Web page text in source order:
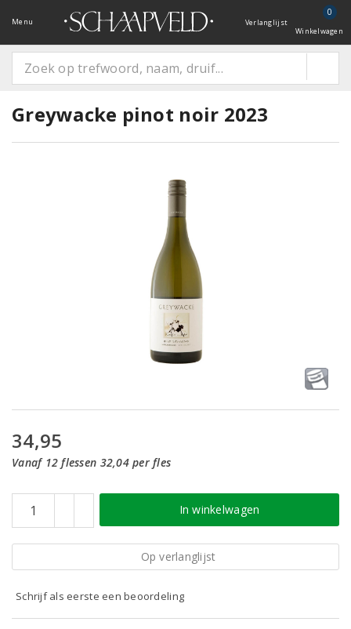
Menu Verlanglijst
0
Winkelwagen
Greywacke pinot noir 2023
34,95
Vanaf 12 flessen 32,04 per fles
In winkelwagen
Op verlanglijst
Schrijf als eerste een beoordeling